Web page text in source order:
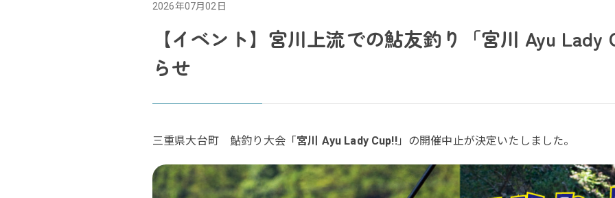
2026年07月02日
【イベント】宮川上流での鮎友釣り「宮川 Ayu Lady
らせ
三重県大台町 鮎釣り大会「宮川 Ayu Lady Cup!!」の開催中止が決定いたしました。